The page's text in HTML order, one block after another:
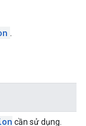
.
cần sử dụng.